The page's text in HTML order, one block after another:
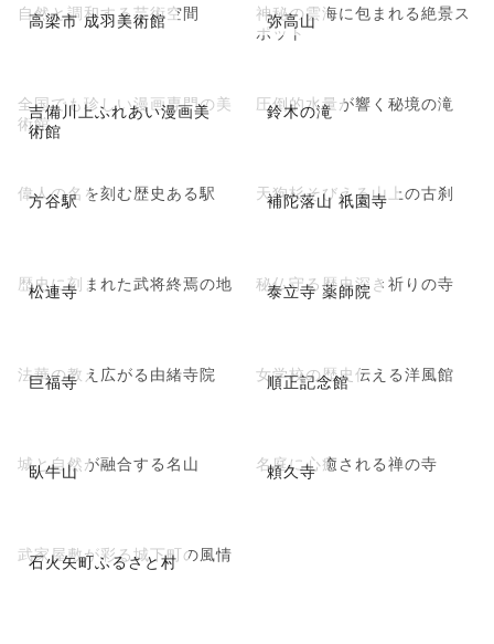
高梁市 成羽美術館
自然と調和する芸術空間 弥高山
神秘の雲海に包まれる絶景ス
ポット
吉備川上ふれあい漫画美
術館
全国でも珍しい漫画専門の美
術館
鈴木の滝
圧倒的水量が響く秘境の滝
方谷駅
偉人の名を刻む歴史ある駅 補陀落山 祇園寺
天狗杉そびえる山上の古刹
松連寺
歴史に刻まれた武将終焉の地 泰立寺 薬師院
秘仏守る歴史深き祈りの寺
巨福寺
法華の教え広がる由緒寺院 順正記念館
女学校の歴史伝える洋風館
臥牛山
城と自然が融合する名山 頼久寺
名庭に心癒される禅の寺
石火矢町ふるさと村
武家屋敷が彩る城下町の風情